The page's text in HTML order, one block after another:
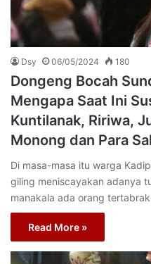
Dsy 06/05/2024 180
Dongeng Bocah
Mengapa Saat Ini
Kuntilanak, Ririwa,
Monong dan Para
Di masa-masa itu warga
giling meniscayakan adanya
manakala ada orang
Read More »